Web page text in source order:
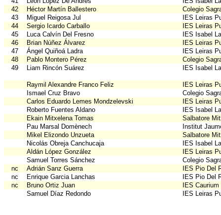
42
Héctor Martín Ballestero
Colegio
43
Miguel Reigosa Jul
IES Leiras
44
Sergio Icardo Carballo
IES Leiras
45
Luca Calvín Del Fresno
IES Isabel
46
Brian Núñez Álvarez
IES Leiras
47
Ángel Quiñoá Ladra
IES Leiras
48
Pablo Montero Pérez
Colegio
49
Liam Rincón Suárez IES Isabel
Raymil Alexandre Franco Feliz
IES Leiras
Ismael Cruz Bravo
Colegio
Carlos Eduardo Lemes Mondzelevski
IES Leiras
Roberto Fuentes Aldano
IES Isabel
Ekain Mitxelena Tomas
Salbatore
Pau Marsal Domènech
Institut
Mikel Elizondo Unzueta
Salbatore
Nicolás Obreja Canchucaja
IES Isabel
Aldán López González
IES Leiras
Samuel Torres Sánchez
Colegio
nc
Adrián Sanz Guerra
IES Pio Del
nc
Enrique Garcia Lanchas
IES Pio Del
nc
Bruno Ortiz Juan
IES Caurium
Samuel Díaz Redondo
IES Leiras